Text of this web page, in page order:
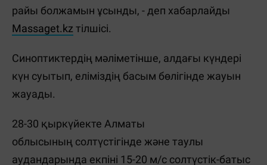
райы болжамын ұсынды, - деп хабарлайды
Massaget.kzтілшісі.
Синоптиктердің мәліметінше, алдағы күндері
күн суытып, еліміздің басым бөлігінде жауын
жауады.
28-30 қыркүйекте Алматы
облысының солтүстігінде және таулы
аудандарында екпіні 15-20 м/с солтүстік-батыс